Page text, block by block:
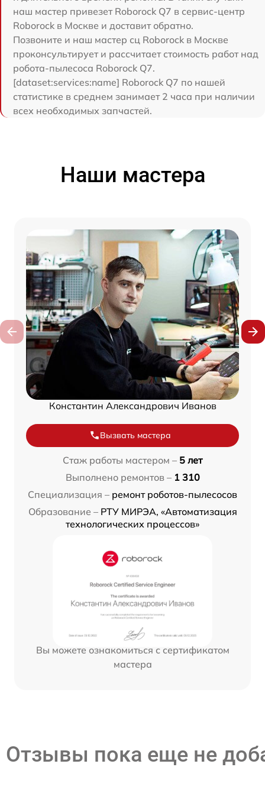
наш мастер привезет Roborock Q7 в сервис-центр
Roborock в Москве и доставит обратно.
Позвоните и наш мастер сц Roborock в Москве
проконсультирует и рассчитает стоимость работ над
робота-пылесоса Roborock Q7.
[dataset:services:name] Roborock Q7 по нашей
статистике в среднем занимает 2 часа при наличии
всех необходимых запчастей.
Наши мастера
Константин Александрович Иванов
Вызвать мастера
Стаж работы мастером – 5 лет
Выполнено ремонтов – 1 310
Специализация – ремонт роботов-пылесосов
Образование – РТУ МИРЭА, «Автоматизация
технологических процессов»
Вы можете ознакомиться с сертификатом
мастера
Отзывы пока еще не